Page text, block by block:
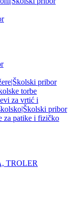
pribor
torbe
za vrtić i
pribor
za patike i fizičko
TROLER